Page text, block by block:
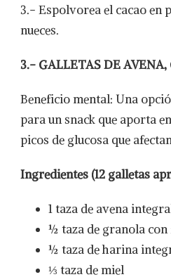
3.- Espolvorea el cacao en
nueces.
3.- GALLETAS DE
Beneficio mental: Una
para un snack que aporta
picos de glucosa que
Ingredientes (12 galletas
1 taza de avena
½ taza de granola
½ taza de harina
⅓ taza de miel